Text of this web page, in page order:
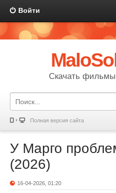
Войти
Скачать фильмы
Полная версия сайта
У Марго
(2026)
16-04-2026, 01:20